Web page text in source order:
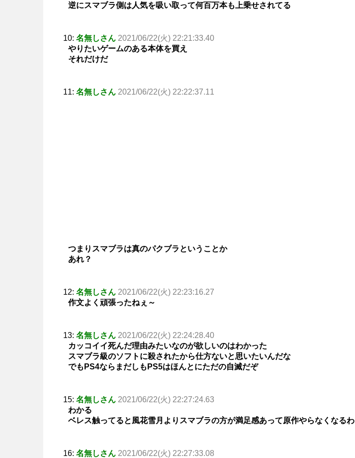
逆にスマブラ側は人気を吸い取って何百万本も上乗せされてる
10: 名無しさん 2021/06/22(火) 22:21:33.40
やりたいゲームのある本体を買え
それだけだ
11: 名無しさん 2021/06/22(火) 22:22:37.11
つまりスマブラは真のパクブラということか
あれ？
12: 名無しさん 2021/06/22(火) 22:23:16.27
作文よく頑張ったねぇ～
13: 名無しさん 2021/06/22(火) 22:24:28.40
カッコイイ死んだ理由みたいなのが欲しいのはわかった
スマブラ級のソフトに殺されたから仕方ないと思いたいんだな
でもPS4ならまだしもPS5はほんとにただの自滅だぞ
15: 名無しさん 2021/06/22(火) 22:27:24.63
わかる
ベレス触ってると風花雪月よりスマブラの方が満足感あって原作やらなくなるわ
16: 名無しさん 2021/06/22(火) 22:27:33.08